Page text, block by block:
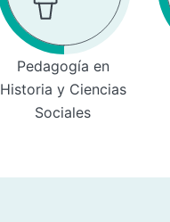
Pedagogía en
Historia y Ciencias
Sociales